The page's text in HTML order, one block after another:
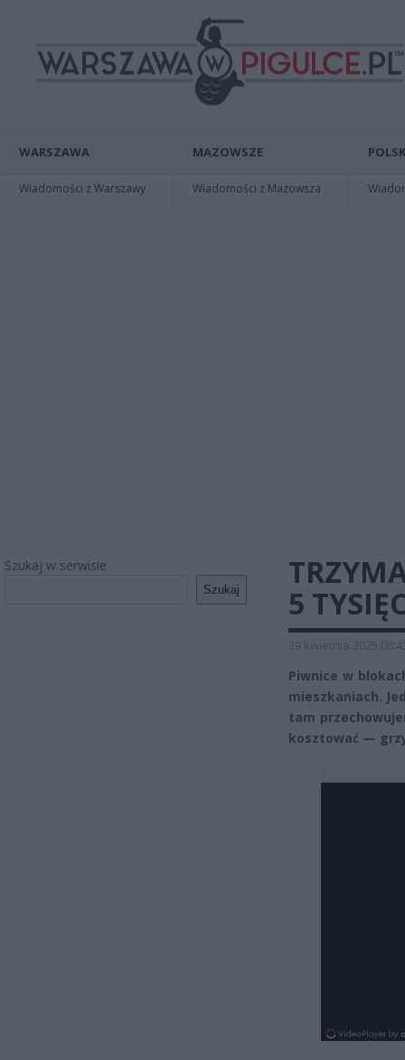
WARSZAWA
Wiadomości z Warszawy
MAZOWSZE
Wiadomości z Mazowsza
Szukaj w serwisie
Szukaj
5
29 kwietnia 2025
Piwnice w
mieszkaniach.
tam
kosztować —